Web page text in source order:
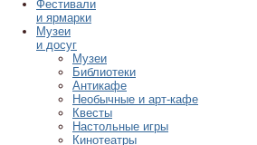
Фестивали
и ярмарки
Музеи
и досуг
Музеи
Библиотеки
Антикафе
Необычные и арт-кафе
Квесты
Настольные игры
Кинотеатры